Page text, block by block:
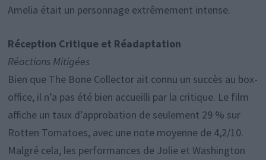
Amelia était un personnage extrêmement intense.
Réception Critique et Réadaptation
Réactions Mitigées
Bien que The Bone Collector ait connu un succès au box-
office, il n’a pas été bien accueilli par la critique. Le film
affiche un taux d’approbation de seulement 29 % sur
Rotten Tomatoes, avec une note moyenne de 4,2/10.
Malgré cela, les performances de Jolie et Washington